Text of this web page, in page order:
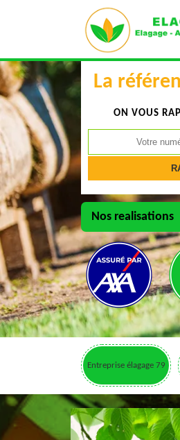
La
ON VOUS
Nos realisations
Entreprise élagage 79